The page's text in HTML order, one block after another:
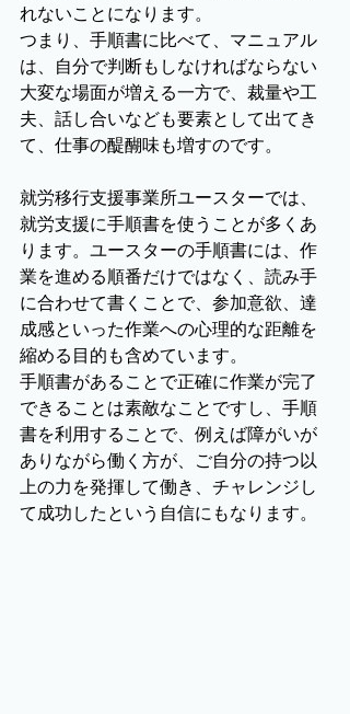
れないことになります。
つまり、手順書に比べて、マニュアル
は、自分で判断もしなければならない
大変な場面が増える一方で、裁量や工
夫、話し合いなども要素として出てき
て、仕事の醍醐味も増すのです。
就労移行支援事業所ユースターでは、
就労支援に手順書を使うことが多くあ
ります。ユースターの手順書には、作
業を進める順番だけではなく、読み手
に合わせて書くことで、参加意欲、達
成感といった作業への心理的な距離を
縮める目的も含めています。
手順書があることで正確に作業が完了
できることは素敵なことですし、手順
書を利用することで、例えば障がいが
ありながら働く方が、ご自分の持つ以
上の力を発揮して働き、チャレンジし
て成功したという自信にもなります。